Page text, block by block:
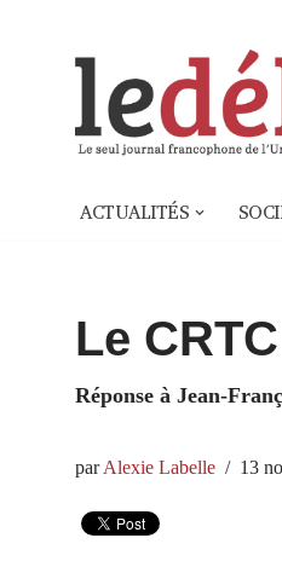
ACTUALITÉS
Le
Réponse à Jean-
parAlexie Labelle 13